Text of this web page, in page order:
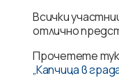
Всички
отлично
Прочетете тук
„Капчица в